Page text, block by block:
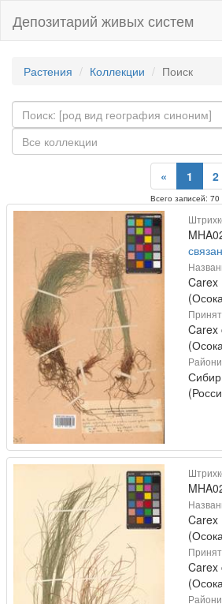
Депозитарий живых систем
Растения Коллекции Поиск
Все коллекции
« 1 2
Всего записей:
Carex
Carex
Carex
Carex